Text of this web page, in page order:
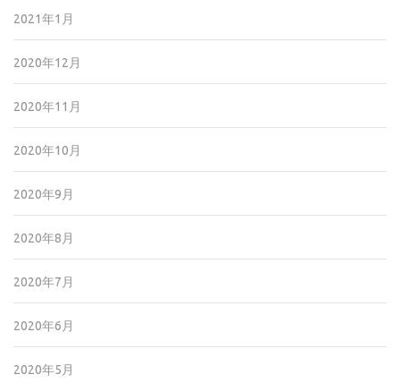
2021年1月
2020年12月
2020年11月
2020年10月
2020年9月
2020年8月
2020年7月
2020年6月
2020年5月